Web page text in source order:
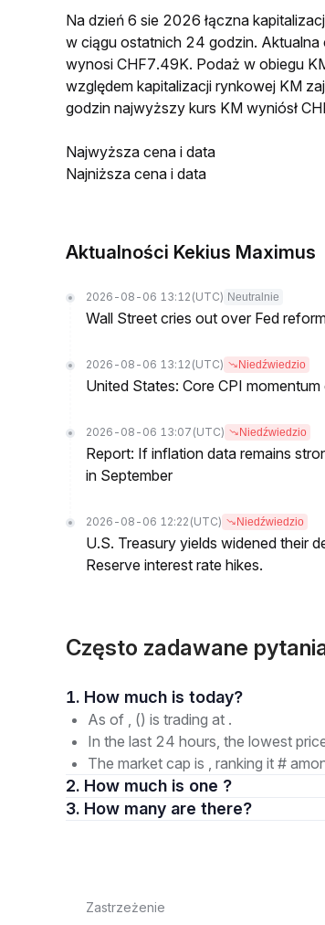
Na dzień 6 sie 2026 łączna
w ciągu ostatnich 24 godzin.
wynosi CHF7.49K. Podaż w obiegu
względem kapitalizacji rynkowej KM
godzin najwyższy kurs KM wyniósł
Najwyższa cena i data
Najniższa cena i data
Aktualności Kekius Maximus
2026-08-06 13:12 (UTC) Neutralnie
Wall Street cries out over Fed
2026-08-06 13:12 (UTC) Niedźwiedzio
United States: Core CPI
2026-08-06 13:07 (UTC) Niedźwiedzio
Report: If inflation data remains
in September
2026-08-06 12:22 (UTC) Niedźwiedzio
U.S. Treasury yields widened their
Reserve interest rate hikes.
Często zadawane
1. How much is today?
As of , () is trading at .
In the last 24 hours, the lowest
The market cap is , ranking it #
2. How much is one ?
3. How many are there?
Zastrzeżenie